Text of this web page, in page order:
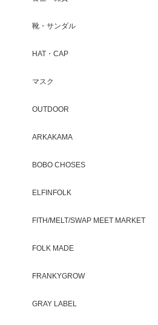
靴・サンダル
HAT・CAP
マスク
OUTDOOR
ARKAKAMA
BOBO CHOSES
ELFINFOLK
FITH/MELT/SWAP MEET MARKET
FOLK MADE
FRANKYGROW
GRAY LABEL